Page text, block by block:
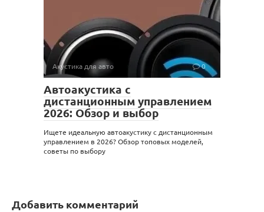
Акустика для авто 0
Автоакустика с
дистанционным управлением
2026: Обзор и выбор
Ищете идеальную автоакустику с дистанционным
управлением в 2026? Обзор топовых моделей,
советы по выбору
Добавить комментарий